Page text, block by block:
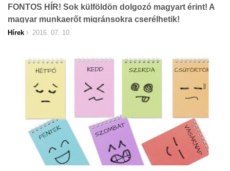
FONTOS HÍR! Sok külföldön dolgozó magyart érint! A
magyar munkaerőt migránsokra cserélhetik!
Hírek 2016. 07. 10.